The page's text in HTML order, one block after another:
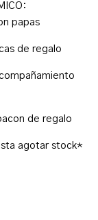
papas
de regalo
de regalo
agotar stock*